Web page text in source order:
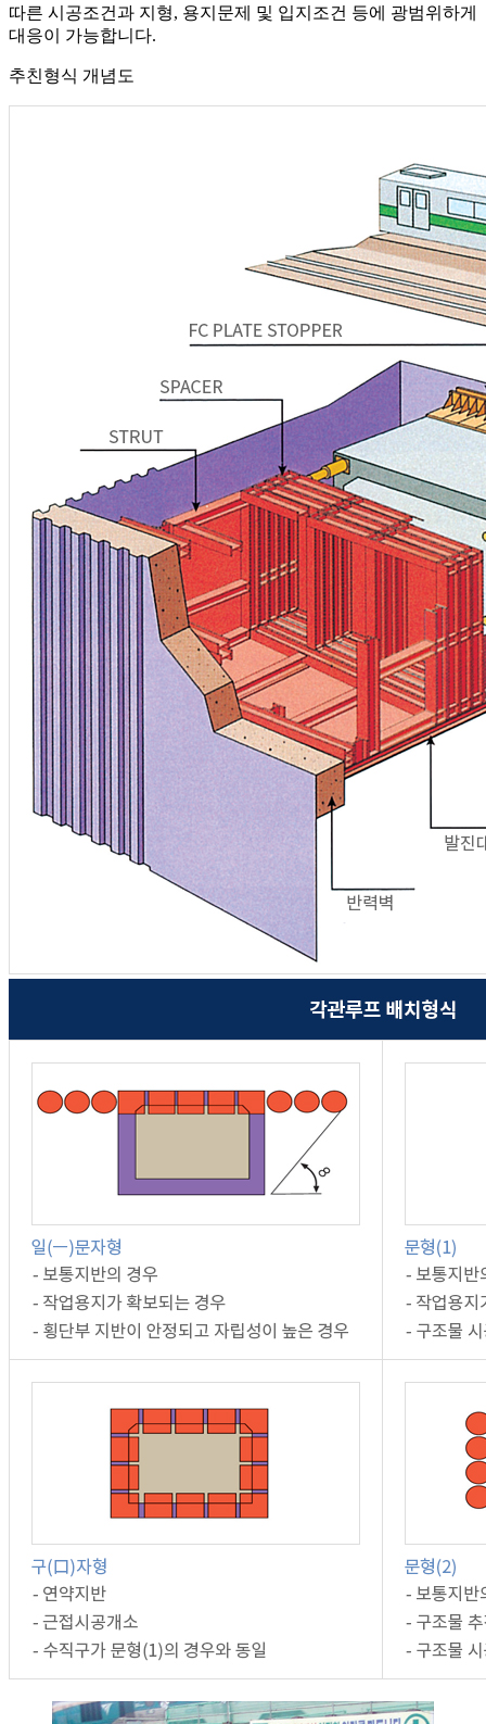
따른 시공조건과 지형, 용지문제 및 입지조건 등에 광범위하게
대응이 가능합니다.
추친형식 개념도